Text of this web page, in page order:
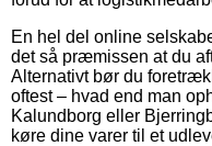
En hel del online
det så præmissen at du
Alternativt bør du
oftest – hvad end man
Kalundborg eller
køre dine varer til et